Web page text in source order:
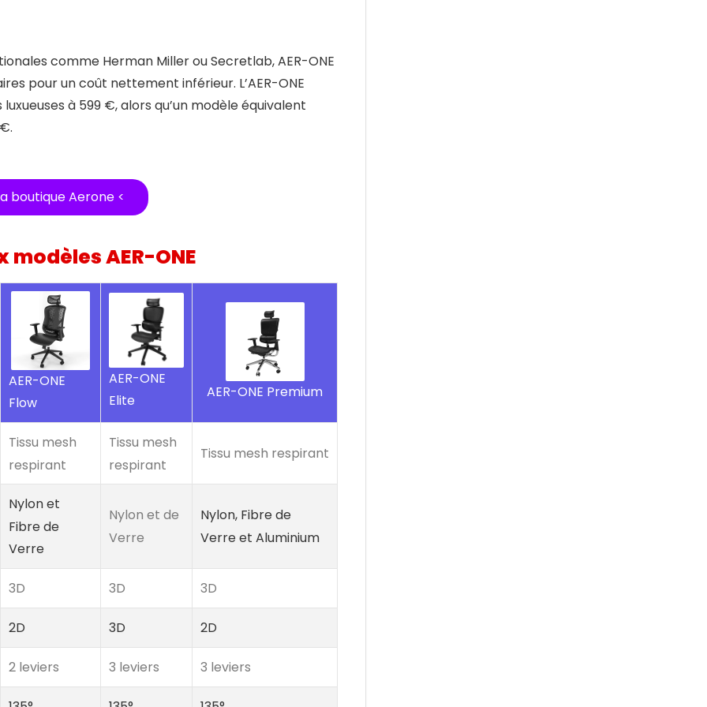
comme Herman Miller ou Secretlab, AER-ONE
pour un coût nettement inférieur. L’AER-ONE
à 599 €, alors qu’un modèle équivalent
boutique Aerone <
AER-ONE
AER-ONE
Flow
AER-ONE
Elite
AER-ONE Premium
Tissu mesh
respirant
Tissu mesh
respirant
Tissu mesh respirant
Nylon et
Fibre de
Verre
Nylon et de
Verre
Nylon, Fibre de
Verre et Aluminium
3D 3D 3D
2D 3D 2D
2 leviers 3 leviers 3 leviers